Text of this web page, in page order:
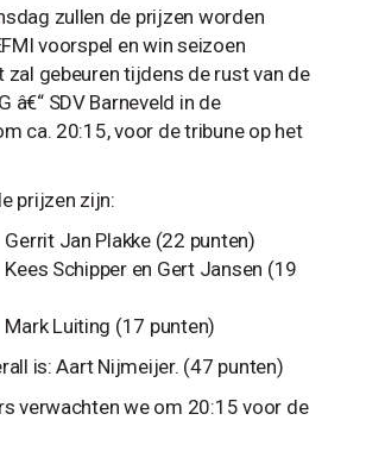
zullen de prijzen worden
voorspel en win seizoen
gebeuren tijdens de rust van de
â€“ SDV Barneveld in de
ca. 20:15, voor de tribune op het
prijzen zijn:
Gerrit Jan Plakke (22 punten)
Kees Schipper en Gert Jansen (19
Mark Luiting (17 punten)
is: Aart Nijmeijer. (47 punten)
verwachten we om 20:15 voor de